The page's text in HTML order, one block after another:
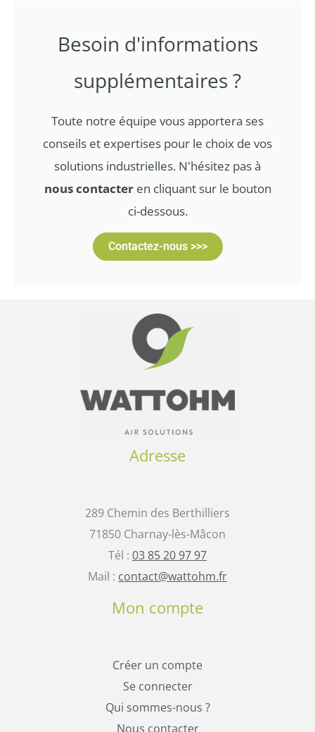
Besoin d'informations
supplémentaires ?
Toute notre équipe vous apportera ses
conseils et expertises pour le choix de vos
solutions industrielles. N'hésitez pas à
nous contacteren cliquant sur le bouton
ci-dessous.
Contactez-nous >>>
Adresse
289 Chemin des Berthilliers
71850 Charnay-lès-Mâcon
Tél : 03 85 20 97 97
Mail : contact@wattohm.fr
Mon compte
Créer un compte
Se connecter
Qui sommes-nous ?
Nous contacter